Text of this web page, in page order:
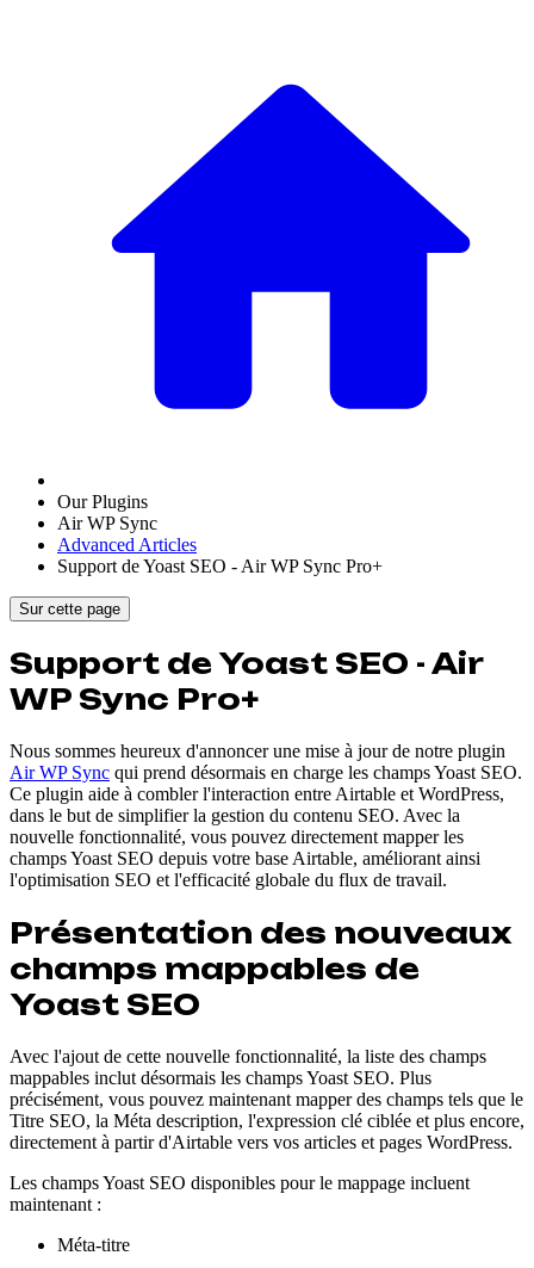
Our Plugins
Air WP Sync
Advanced Articles
Support de Yoast SEO - Air WP Sync Pro+
Sur cette page
Support de Yoast SEO - Air
WP Sync Pro+
Nous sommes heureux d'annoncer une mise à jour de notre plugin
Air WP Sync qui prend désormais en charge les champs Yoast SEO.
Ce plugin aide à combler l'interaction entre Airtable et WordPress,
dans le but de simplifier la gestion du contenu SEO. Avec la
nouvelle fonctionnalité, vous pouvez directement mapper les
champs Yoast SEO depuis votre base Airtable, améliorant ainsi
l'optimisation SEO et l'efficacité globale du flux de travail.
Présentation des nouveaux
champs mappables de
Yoast SEO
Avec l'ajout de cette nouvelle fonctionnalité, la liste des champs
mappables inclut désormais les champs Yoast SEO. Plus
précisément, vous pouvez maintenant mapper des champs tels que le
Titre SEO, la Méta description, l'expression clé ciblée et plus encore,
directement à partir d'Airtable vers vos articles et pages WordPress.
Les champs Yoast SEO disponibles pour le mappage incluent
maintenant :
Méta-titre